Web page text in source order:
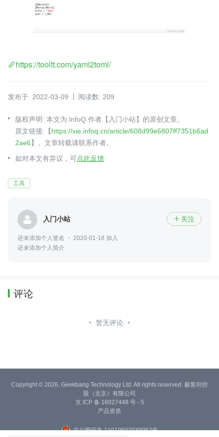
https://tooltt.com/yaml2toml/
发布于: 2022-03-09 阅读数: 209
版权声明: 本文为 InfoQ 作者【入门小站】的原创文章。
原文链接:【https://xie.infoq.cn/article/608d99e6807ff7351b6ad
2ae6】。文章转载请联系作者。
如对本文有异议，可点此反馈
工具
入门小站  关注
还未添加个人签名
2020-01-18 加入
还未添加个人简介
评论
暂无评论
Copyright © 2026, Geekbang Technology Ltd. All rights reserved. 极客邦控
股（北京）有限公司
京 ICP 备 16027448 号 - 5
产品资质
京公网安备 11010502039052号